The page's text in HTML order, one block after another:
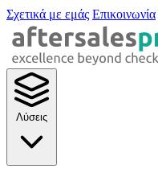
Σχετικά με εμάς Επικοινωνία
Λύσεις